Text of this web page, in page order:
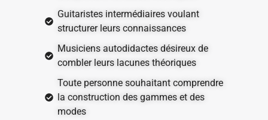
Guitaristes intermédiaires voulant
structurer leurs connaissances
Musiciens autodidactes désireux de
combler leurs lacunes théoriques
Toute personne souhaitant comprendre
la construction des gammes et des
modes